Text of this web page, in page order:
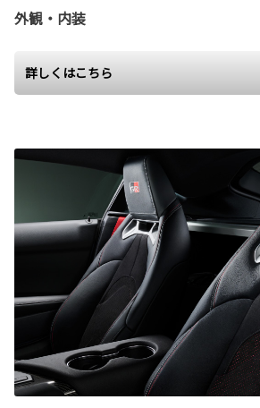
外観・内装
詳しくはこちら